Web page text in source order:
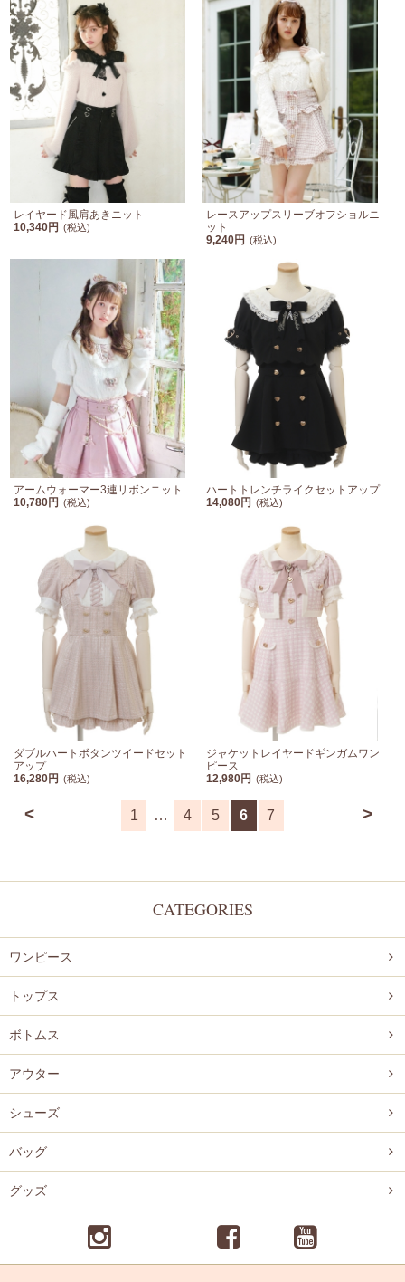
レイヤード風肩あきニット
10,340円 (税込)
レースアップスリーブオフショルニ
ット
9,240円 (税込)
アームウォーマー3連リボンニット
10,780円
(税込)
ハートトレンチライクセットアップ
14,080円 (税込)
ダブルハートボタンツイードセット
アップ
16,280円
(税込)
ジャケットレイヤードギンガムワン
ピース
12,980円 (税込)
< >
1 … 4 5 6 7
CATEGORIES
ワンピース
トップス
ボトムス
アウター
シューズ
バッグ
グッズ